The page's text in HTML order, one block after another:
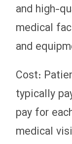
and high-
medical
and
Cost:
typically
pay for
medical